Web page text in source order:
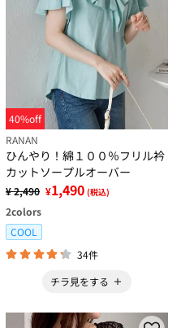
40%off
RANAN
ひんやり！綿１００％フリル衿
カットソープルオーバー
¥ 2,490 ¥1,490 (税込)
2colors
COOL
34件
チラ見をする